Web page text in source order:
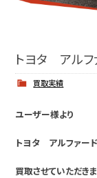
トヨタ アルフ
買取実績
ユーザー様より
トヨタ アルファー
買取させていただきま